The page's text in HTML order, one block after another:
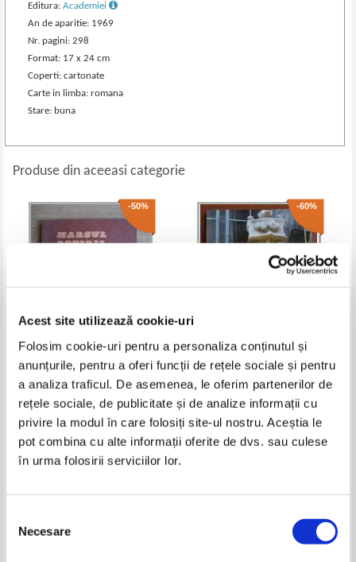
Acest site utilizează cookie-uri
Folosim cookie-uri pentru a personaliza conținutul și
anunțurile, pentru a oferi funcții de rețele sociale și pentru
a analiza traficul. De asemenea, le oferim partenerilor de
rețele sociale, de publicitate și de analize informații cu
privire la modul în care folosiți site-ul nostru. Aceștia le
pot combina cu alte informații oferite de dvs. sau culese
în urma folosirii serviciilor lor.
consimțământului
Necesare
Editura:Academiei
An de aparitie: 1969
Nr. pagini: 298
Format: 17 x 24 cm
Coperti: cartonate
Carte in limba: romana
Stare: buna
Produse din aceeasi categorie
-50%
romane
Pret:10,00Lei 5,00 Lei
Adaugă în coș
-60%
arestate (nr. 24)
Pret:11,00Lei 4,40 Lei
Adaugă în coș